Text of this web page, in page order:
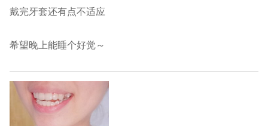
戴完牙套还有点不适应
希望晚上能睡个好觉～